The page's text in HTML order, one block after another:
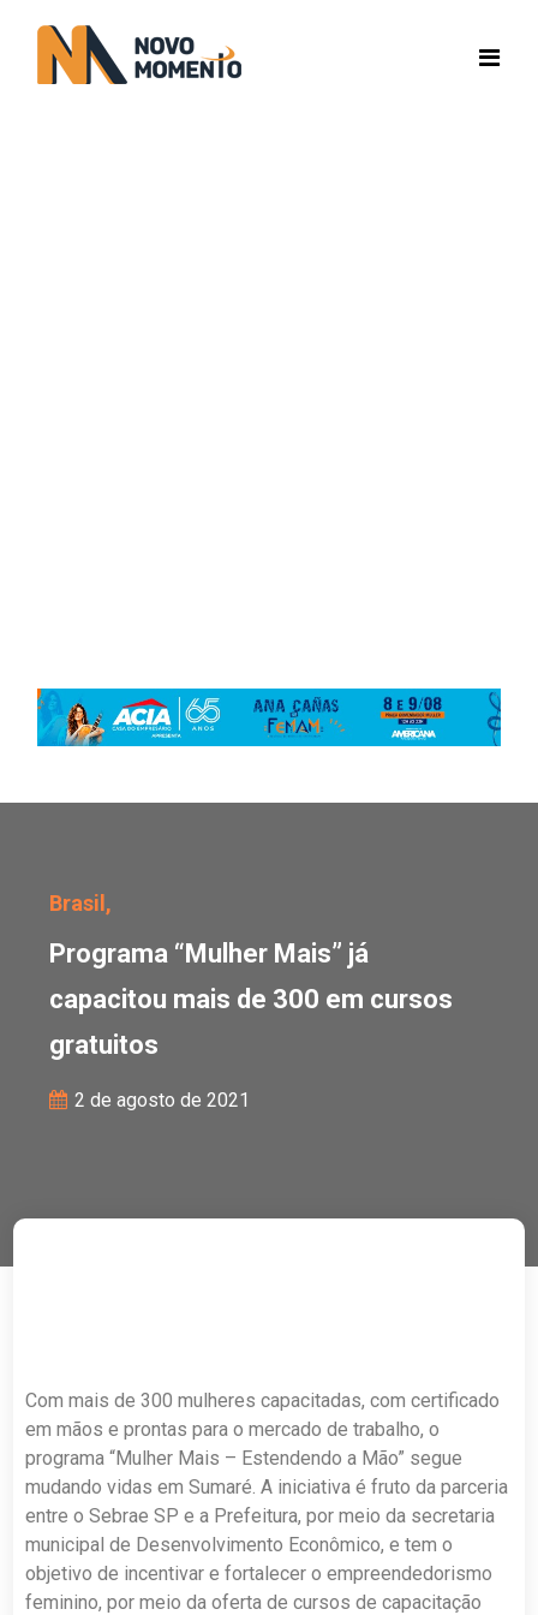
Brasil,
Programa “Mulher Mais” já
capacitou mais de 300 em cursos
gratuitos
2 de agosto de 2021
Com mais de 300 mulheres capacitadas, com certificado
em mãos e prontas para o mercado de trabalho, o
programa “Mulher Mais – Estendendo a Mão” segue
mudando vidas em Sumaré. A iniciativa é fruto da parceria
entre o Sebrae SP e a Prefeitura, por meio da secretaria
municipal de Desenvolvimento Econômico, e tem o
objetivo de incentivar e fortalecer o empreendedorismo
feminino, por meio da oferta de cursos de capacitação